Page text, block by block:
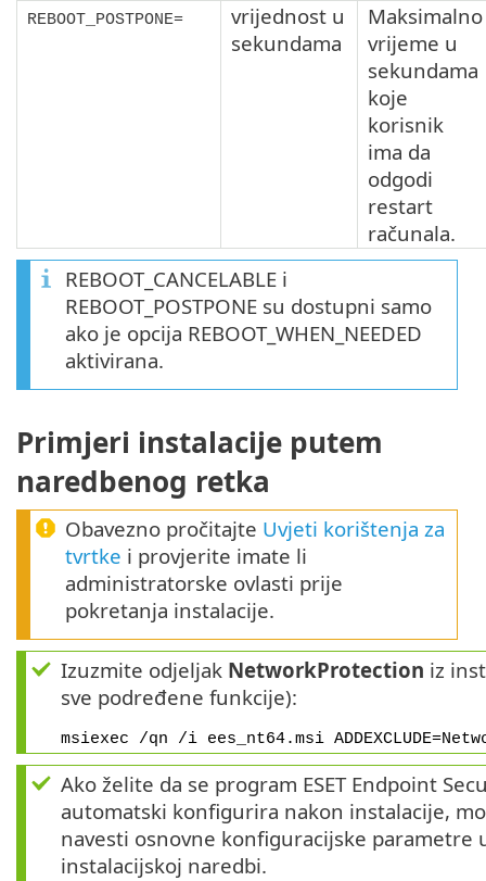
REBOOT_POSTPONE=
vrijednost u
sekundama
Maksimalno
vrijeme u
sekundama
koje
korisnik
ima da
odgodi
restart
računala.
REBOOT_CANCELABLE i
REBOOT_POSTPONE su dostupni samo
ako je opcija REBOOT_WHEN_NEEDED
aktivirana.
Primjeri instalacije putem
naredbenog retka
Obavezno pročitajte Uvjeti korištenja za
tvrtke i provjerite imate li
administratorske ovlasti prije
pokretanja instalacije.
Izuzmite odjeljak NetworkProtection iz
sve podređene funkcije):
msiexec /qn /i ees_nt64.msi
Ako želite da se program ESET Endpoint
automatski konfigurira nakon instalacije,
navesti osnovne konfiguracijske parametre
instalacijskoj naredbi.